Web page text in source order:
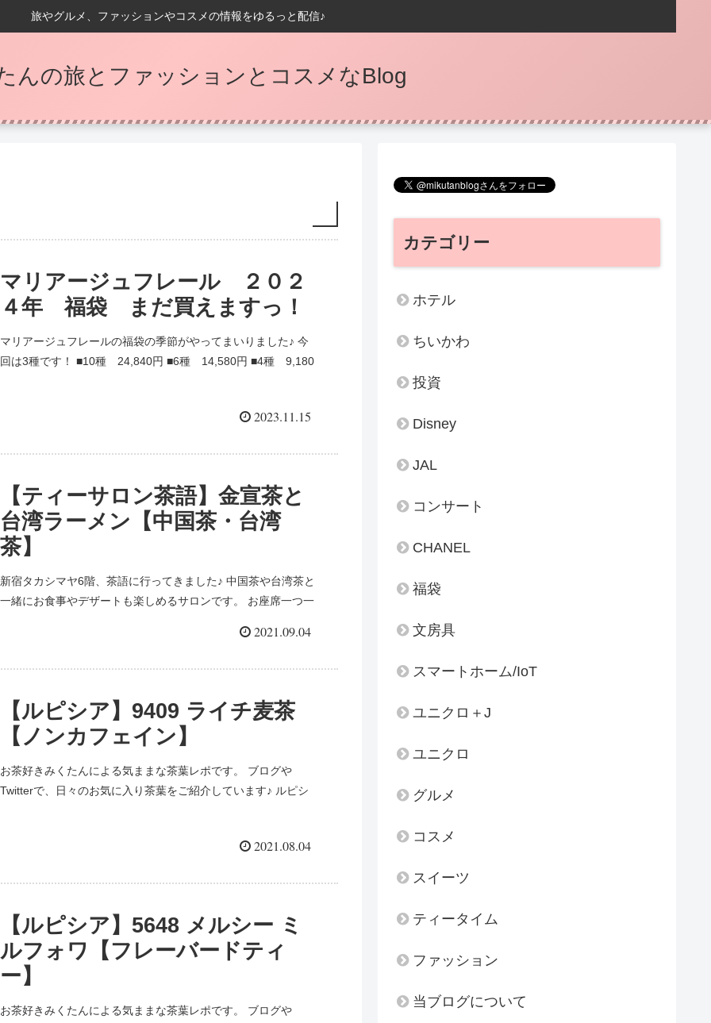
旅やグルメ、ファッションやコスメの情報をゆるっと配信♪
んの旅とファッションとコスメなBlog
マリアージュフレール ２０２
４年 福袋 まだ買えますっ！
マリアージュフレールの福袋の季節がやってまいりました♪ 今
回は3種です！ ■10種 24,840円 ■6種 14,580円 ■4種 9,180
2023.11.15
【ティーサロン茶語】金宣茶と
台湾ラーメン【中国茶・台湾
茶】
新宿タカシマヤ6階、茶語に行ってきました♪ 中国茶や台湾茶と
一緒にお食事やデザートも楽しめるサロンです。 お座席一つ一
ト、おひとり様、ご夫婦と幅広いですが、静かです。 ...
2021.09.04
【ルピシア】9409 ライチ麦茶
【ノンカフェイン】
お茶好きみくたんによる気ままな茶葉レポです。 ブログや
Twitterで、日々のお気に入り茶葉をご紹介しています♪ ルピシ
2021.08.04
【ルピシア】5648 メルシー ミ
ルフォワ【フレーバードティ
ー】
お茶好きみくたんによる気ままな茶葉レポです。 ブログや
カテゴリー
ホテル
ちいかわ
投資
Disney
JAL
コンサート
CHANEL
福袋
文房具
スマートホーム/IoT
ユニクロ＋J
ユニクロ
グルメ
コスメ
スイーツ
ティータイム
ファッション
当ブログについて